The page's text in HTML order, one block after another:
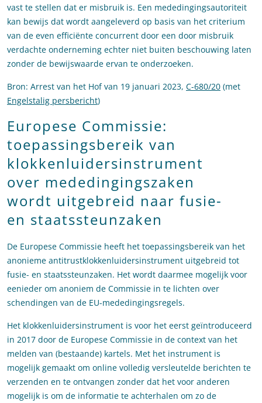
vast te stellen dat er misbruik is. Een mededingingsautoriteit
kan bewijs dat wordt aangeleverd op basis van het criterium
van de even efficiënte concurrent door een door misbruik
verdachte onderneming echter niet buiten beschouwing laten
zonder de bewijswaarde ervan te onderzoeken.
Bron: Arrest van het Hof van 19 januari 2023, C-680/20 (met
Engelstalig persbericht)
Europese Commissie:
toepassingsbereik van
klokkenluidersinstrument
over mededingingszaken
wordt uitgebreid naar fusie-
en staatssteunzaken
De Europese Commissie heeft het toepassingsbereik van het
anonieme antitrustklokkenluidersinstrument uitgebreid tot
fusie- en staatssteunzaken. Het wordt daarmee mogelijk voor
eenieder om anoniem de Commissie in te lichten over
schendingen van de EU-mededingingsregels.
Het klokkenluidersinstrument is voor het eerst geïntroduceerd
in 2017 door de Europese Commissie in de context van het
melden van (bestaande) kartels. Met het instrument is
mogelijk gemaakt om online volledig versleutelde berichten te
verzenden en te ontvangen zonder dat het voor anderen
mogelijk is om de informatie te achterhalen om zo de